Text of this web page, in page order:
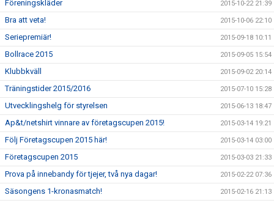
Föreningskläder 2015-10-22 21:39
Bra att veta! 2015-10-06 22:10
Seriepremiär! 2015-09-18 10:11
Bollrace 2015 2015-09-05 15:54
Klubbkväll 2015-09-02 20:14
Träningstider 2015/2016 2015-07-10 15:28
Utvecklingshelg för styrelsen 2015-06-13 18:47
Ap&t/netshirt vinnare av företagscupen 2015! 2015-03-14 19:21
Följ Företagscupen 2015 här! 2015-03-14 03:00
Företagscupen 2015 2015-03-03 21:33
Prova på innebandy för tjejer, två nya dagar! 2015-02-22 07:36
Säsongens 1-kronasmatch! 2015-02-16 21:13